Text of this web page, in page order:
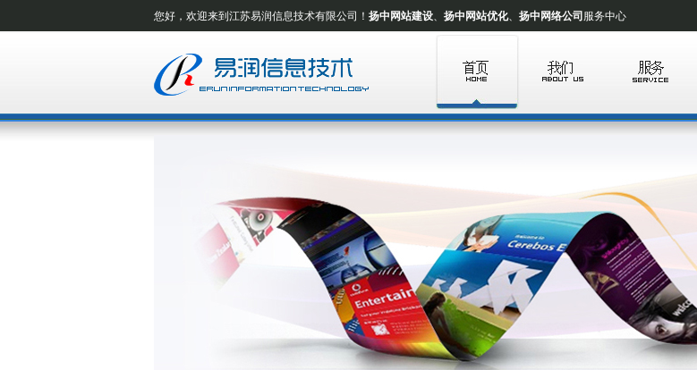
您好，欢迎来到江苏易润信息技术有限公司！ 扬中网站建设、 扬中网站优化、 扬中网络公司 服务中心